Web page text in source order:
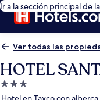
Ir a la sección principal de
Ver todas las
HOTEL
Propiedad
de